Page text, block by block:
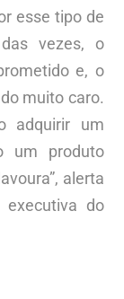
esse tipo de
vezes, o
e, o
muito caro.
adquirir um
um produto
alerta
executiva do